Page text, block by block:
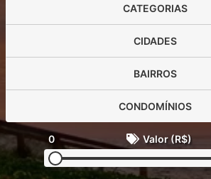
CATEGORIAS
CIDADES
BAIRROS
CONDOMÍNIOS
0 Valor (R$)